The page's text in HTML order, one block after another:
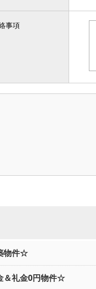
事項
物件☆
礼金0円物件☆